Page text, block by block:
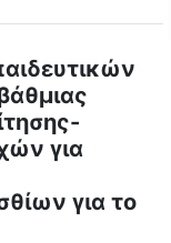
για
για το